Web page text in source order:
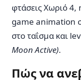
φτάσεις Χωριό 4,
game animation
στο ταΐσμα και
Moon Active).
Πώς να